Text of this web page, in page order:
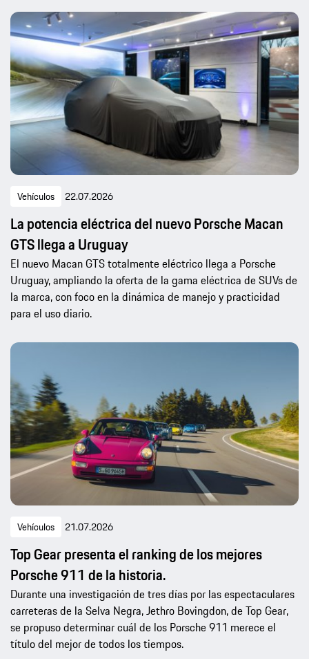
Vehículos 22.07.2026
La potencia eléctrica del nuevo Porsche Macan
GTS llega a Uruguay
El nuevo Macan GTS totalmente eléctrico llega a Porsche
Uruguay, ampliando la oferta de la gama eléctrica de SUVs de
la marca, con foco en la dinámica de manejo y practicidad
para el uso diario.
Vehículos 21.07.2026
Top Gear presenta el ranking de los mejores
Porsche 911 de la historia.
Durante una investigación de tres días por las espectaculares
carreteras de la Selva Negra, Jethro Bovingdon, de Top Gear,
se propuso determinar cuál de los Porsche 911 merece el
título del mejor de todos los tiempos.